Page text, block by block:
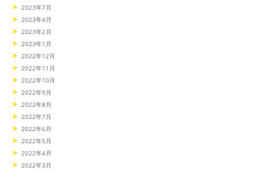
2023年7月
2023年4月
2023年2月
2023年1月
2022年12月
2022年11月
2022年10月
2022年9月
2022年8月
2022年7月
2022年6月
2022年5月
2022年4月
2022年3月